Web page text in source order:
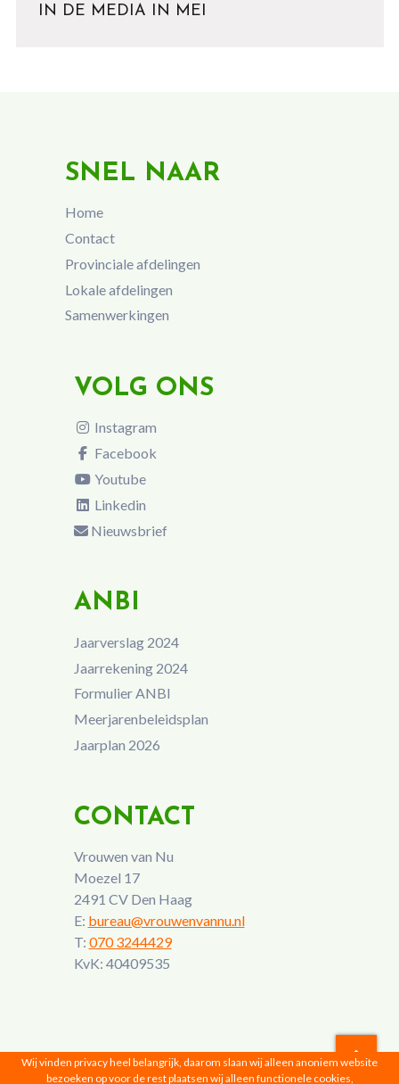
IN DE MEDIA IN MEI
SNEL NAAR
Home
Contact
Provinciale afdelingen
Lokale afdelingen
Samenwerkingen
VOLG ONS
Instagram
Facebook
Youtube
Linkedin
Nieuwsbrief
ANBI
Jaarverslag 2024
Jaarrekening 2024
Formulier ANBI
Meerjarenbeleidsplan
Jaarplan 2026
CONTACT
Vrouwen van Nu
Moezel 17
2491 CV Den Haag
E: bureau@vrouwenvannu.nl
T: 070 3244429
KvK: 40409535
Wij vinden privacy heel belangrijk, daarom slaan wij alleen anoniem website
bezoeken op voor de rest plaatsen wij alleen functionele cookies,